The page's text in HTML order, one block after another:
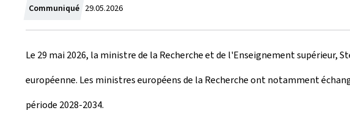
Communiqué C
r
é
e
l
29.05.2026
Le 29 mai 2026, la ministre de la Recherche et de l'Enseignement
européenne. Les ministres européens de la Recherche ont notamment
période 2028-2034.